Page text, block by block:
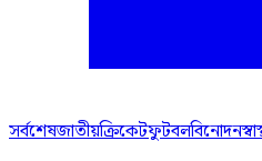
সর্বশেষজাতীয়ক্রিকেটফুটবলবিনোদন